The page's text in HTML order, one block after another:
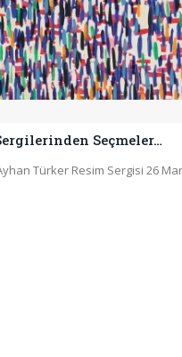
Seçmeler…
Türker Resim Sergisi 26